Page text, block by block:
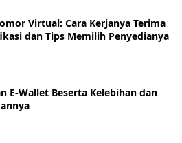
Virtual: Cara Kerjanya Terima
dan Tips Memilih Penyedianya
E-Wallet Beserta Kelebihan dan